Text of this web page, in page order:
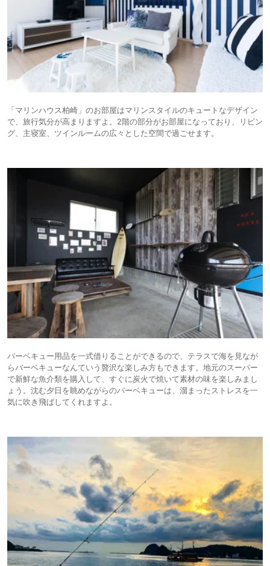
「マリンハウス柏崎」のお部屋はマリンスタイルのキュートなデザイン
で、旅行気分が高まりますよ。2階の部分がお部屋になっており、リビン
グ、主寝室、ツインルームの広々とした空間で過ごせます。
バーベキュー用品を一式借りることができるので、テラスで海を見なが
らバーベキューなんていう贅沢な楽しみ方もできます。地元のスーパー
で新鮮な魚介類を購入して、すぐに炭火で焼いて素材の味を楽しみまし
ょう。沈む夕日を眺めながらのバーベキューは、溜まったストレスを一
気に吹き飛ばしてくれますよ。